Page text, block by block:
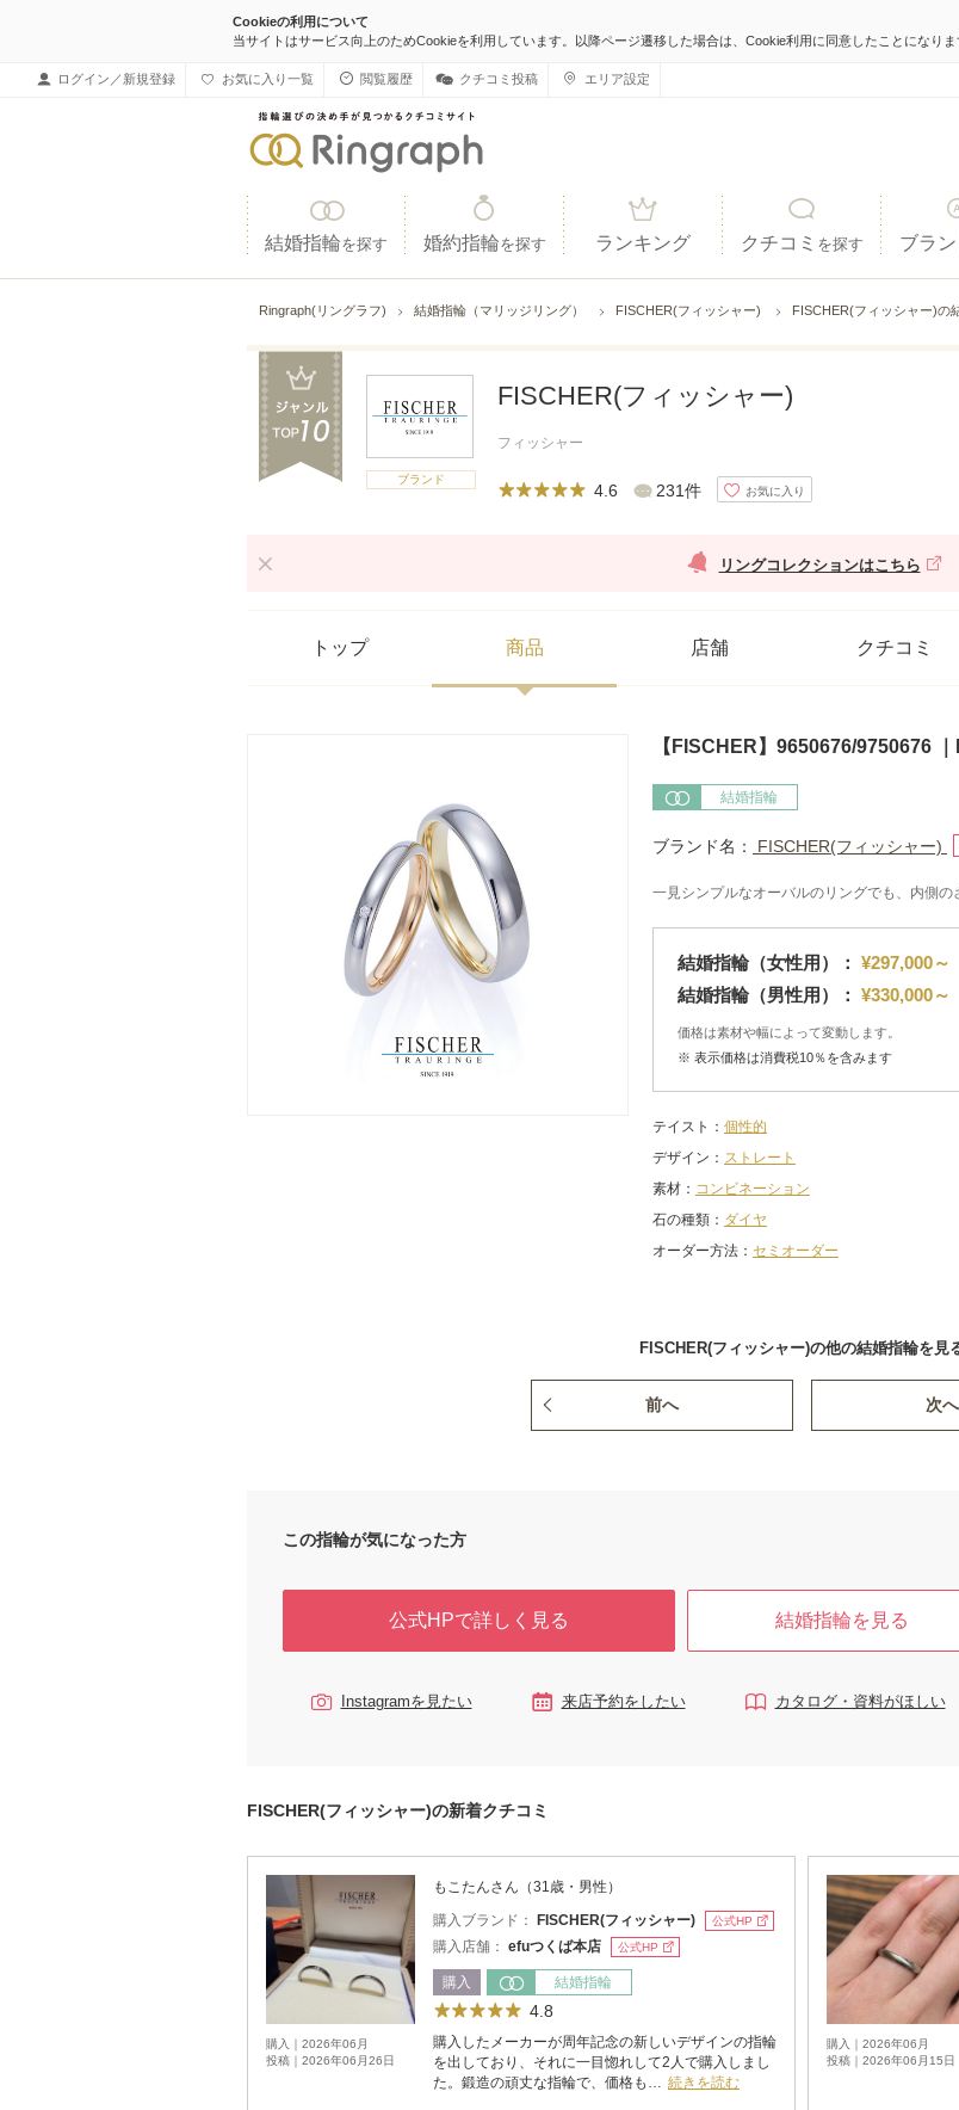
Cookieの利用について
当サイトはサービス向上のためCookieを利用しています。以降ページ遷移した場合は、Cookie利用に同意したことになりま
ログイン／新規登録 お気に入り一覧 閲覧履歴 クチコミ投稿 エリア設定
結婚指輪を探す 婚約指輪を探す ランキング クチコミ を探す ブラン
Ringraph(リングラフ) 結婚指輪（マリッジリング） FISCHER(フィッシャー) FISCHER(フィッシャー)の
ブランド
FISCHER(フィッシャー)
フィッシャー
4.6 231件 お気に入り
リングコレクションはこちら
トップ 商品 店舗 クチコミ
【FISCHER】9650676/9750676
結婚指輪
ブランド名： FISCHER(フィッシャー)
一見シンプルなオーバルのリングでも、内側の
結婚指輪（女性用）： ¥297,000～
結婚指輪（男性用）： ¥330,000～
価格は素材や幅によって変動します。
※ 表示価格は消費税10％を含みます
テイスト
個性的
デザイン
ストレート
素材
コンビネーション
石の種類
ダイヤ
オーダー方法
セミオーダー
FISCHER(フィッシャー)の他の結婚指輪を見
前へ 次へ
この指輪が気になった方
公式HPで詳しく見る 結婚指輪を見る
Instagramを見たい 来店予約をしたい カタログ・資料がほしい
FISCHER(フィッシャー)の新着クチコミ
購入｜2026年06月
投稿｜2026年06月26日
もこたんさん（31歳・男性）
購入ブランド： FISCHER(フィッシャー) 公式HP
購入店舗： efuつくば本店 公式HP
購入 結婚指輪
4.8
購入したメーカーが周年記念の新しいデザインの指輪
を出しており、それに一目惚れして2人で購入しまし
た。鍛造の頑丈な指輪で、価格も… 続きを読む
購入｜2026年06月
投稿｜2026年06月15日